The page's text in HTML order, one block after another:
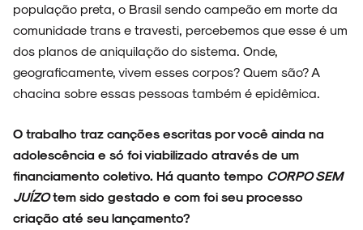
população preta, o Brasil sendo campeão em morte da
comunidade trans e travesti, percebemos que esse é um
dos planos de aniquilação do sistema. Onde,
geograficamente, vivem esses corpos? Quem são? A
chacina sobre essas pessoas também é epidêmica.
O trabalho traz canções escritas por você ainda na
adolescência e só foi viabilizado através de um
financiamento coletivo. Há quanto tempo CORPO SEM
JUÍZOtem sido gestado e com foi seu processo
criação até seu lançamento?